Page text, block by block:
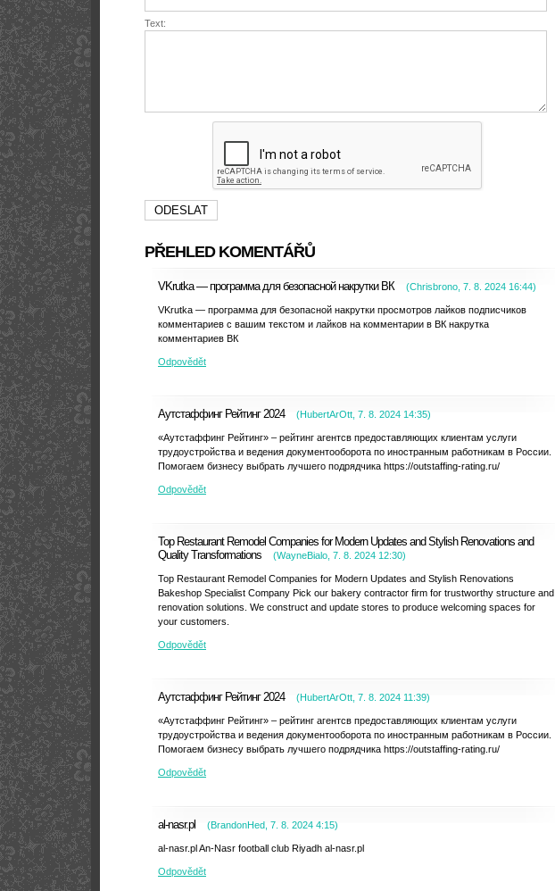
Text:
PŘEHLED KOMENTÁŘŮ
VKrutka — программа для безопасной накрутки ВК (Chrisbrono 7. 8. 2024 16:44)
VKrutka — программа для безопасной накрутки просмотров лайков подписчиков
комментариев с вашим текстом и лайков на комментарии в ВК накрутка
комментариев ВК
Odpovědět
Аутстаффинг Рейтинг 2024 (HubertArOtt 7. 8. 2024 14:35)
«Аутстаффинг Рейтинг» – рейтинг агентсв предоставляющих клиентам услуги
трудоустройства и ведения документооборота по иностранным работникам в России.
Помогаем бизнесу выбрать лучшего подрядчика https://outstaffing-rating.ru/
Odpovědět
Top Restaurant Remodel Companies for Modern Updates and Stylish Renovations and
Quality Transformations
(WayneBialo 7. 8. 2024 12:30)
Top Restaurant Remodel Companies for Modern Updates and Stylish Renovations
Bakeshop Specialist Company Pick our bakery contractor firm for trustworthy structure and
renovation solutions. We construct and update stores to produce welcoming spaces for
your customers.
Odpovědět
Аутстаффинг Рейтинг 2024 (HubertArOtt 7. 8. 2024 11:39)
«Аутстаффинг Рейтинг» – рейтинг агентсв предоставляющих клиентам услуги
трудоустройства и ведения документооборота по иностранным работникам в России.
Помогаем бизнесу выбрать лучшего подрядчика https://outstaffing-rating.ru/
Odpovědět
al-nasr.pl (BrandonHed 7. 8. 2024 4:15)
al-nasr.pl An-Nasr football club Riyadh al-nasr.pl
Odpovědět